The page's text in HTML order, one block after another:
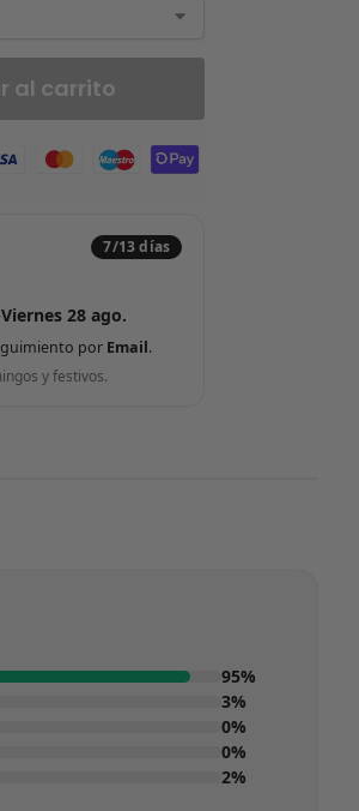
al carrito
7/13 días
Viernes 28 ago.
por Email.
y festivos.
95%
3%
0%
0%
2%